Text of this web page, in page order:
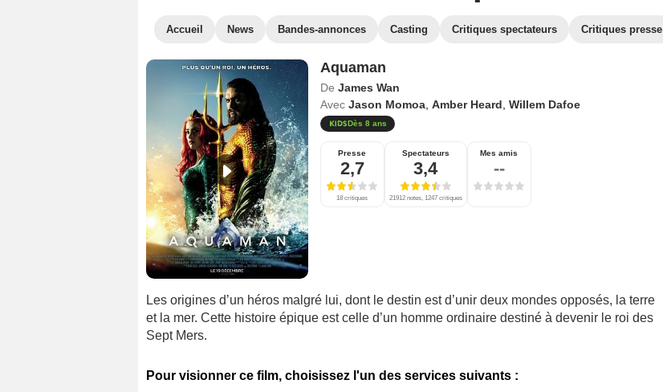
Accueil News Bandes-annonces Casting Critiques spectateurs Critiques presse
Aquaman
De James Wan
Avec Jason Momoa, Amber Heard Willem Dafoe
Dès 8 ans
Presse
2,7
18 critiques
Spectateurs
3,4
21912 notes, 1247 critiques
Mes amis
--
Les origines d’un héros malgré lui, dont le destin est d’unir deux mondes opposés, la terre
et la mer. Cette histoire épique est celle d’un homme ordinaire destiné à devenir le roi des
Sept Mers.
Pour visionner ce film, choisissez l'un des services suivants :